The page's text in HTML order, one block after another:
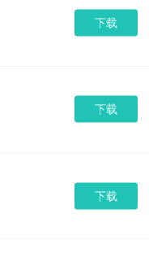
下载
下载
下载